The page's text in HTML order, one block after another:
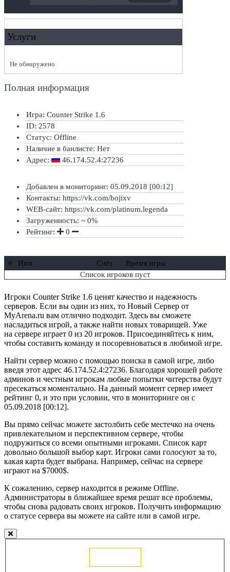
Услуги
Не обнаружено
Полная информация
Игра: Counter Strike 1.6
ID: 2578
Статус: Offline
Наличие в банлисте: Нет
Адрес:
46.174.52.4:27236
Добавлен в мониторинг: 05.09.2018 [00:12]
Контакты: https://vk.com/bojixv
WEB-сайт: https://vk.com/platinum.legenda
Загруженность: ~ 0%
Рейтинг:
0
# Имя Счёт
Время игры
Список игроков пуст
Игроки Counter Strike 1.6 ценят качество и надежность
серверов. Если вы один из них, то Новый Сервер от
MyArena.ru вам отлично подходит. Здесь вы сможете
насладиться игрой, а также найти новых товарищей. Уже
на сервере играет 0 из 20 игроков. Присоединяйтесь к ним,
чтобы составить команду и посоревноваться в любимой игре.
Найти сервер можно с помощью поиска в самой игре, либо
введя этот адрес 46.174.52.4:27236. Благодаря хорошей работе
админов и честным игрокам любые попытки читерства будут
пресекаться моментально. На данный момент сервер имеет
рейтинг 0, и это при условии, что в мониторинге он с
05.09.2018 [00:12].
Вы прямо сейчас можете застолбить себе местечко на очень
привлекательном и перспективном сервере, чтобы
подружиться со всеми опытными игроками. Список карт
довольно большой выбор карт. Игроки сами голосуют за то,
какая карта будет выбрана. Например, сейчас на сервере
играют на $7000$.
К сожалению, сервер находится в режиме Offline.
Администраторы в ближайшее время решат все проблемы,
чтобы снова радовать своих игроков. Получить информацию
о статусе сервера вы можете на сайте или в самой игре.